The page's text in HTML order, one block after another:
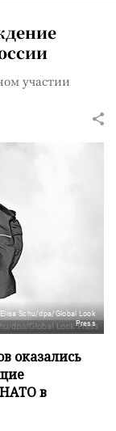
участии
Schu/dpa/Global Look
Press
оказались
в